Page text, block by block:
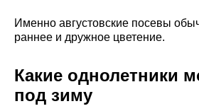
Именно августовские посевы
раннее и дружное цветение.
Какие однолетники
под зиму